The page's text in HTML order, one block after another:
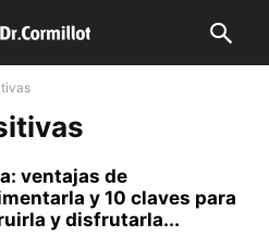
ventajas de
y 10 claves para
y disfrutarla...